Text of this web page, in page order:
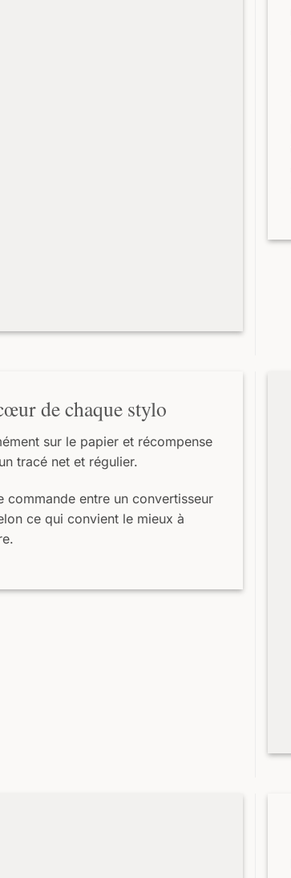
de chaque stylo
sur le papier et récompense
tracé net et régulier.
commande entre un convertisseur
ce qui convient le mieux à